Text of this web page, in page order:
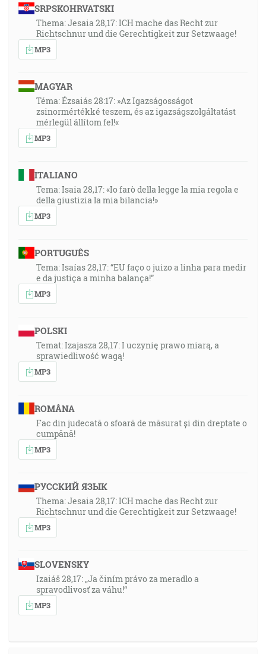
SRPSKOHRVATSKI
Thema: Jesaia 28,17: ICH mache das Recht zur
Richtschnur und die Gerechtigkeit zur Setzwaage!
MP3
MAGYAR
Téma: Ézsaiás 28:17: »Az Igazságosságot
zsinormértékké teszem, és az igazságszolgáltatást
mérlegül állítom fel!«
MP3
ITALIANO
Tema: Isaia 28,17: «Io farò della legge la mia regola e
della giustizia la mia bilancia!»
MP3
PORTUGUÊS
Tema: Isaías 28,17: “EU faço o juizo a linha para medir
e da justiça a minha balança!”
MP3
POLSKI
Temat: Izajasza 28,17: I uczynię prawo miarą, a
sprawiedliwość wagą!
MP3
ROMÂNA
Fac din judecată o sfoară de măsurat și din dreptate o
cumpănă!
MP3
РУССКИЙ ЯЗЫК
Thema: Jesaia 28,17: ICH mache das Recht zur
Richtschnur und die Gerechtigkeit zur Setzwaage!
MP3
SLOVENSKY
Izaiáš 28,17: „Ja činím právo za meradlo a
spravodlivosť za váhu!“
MP3